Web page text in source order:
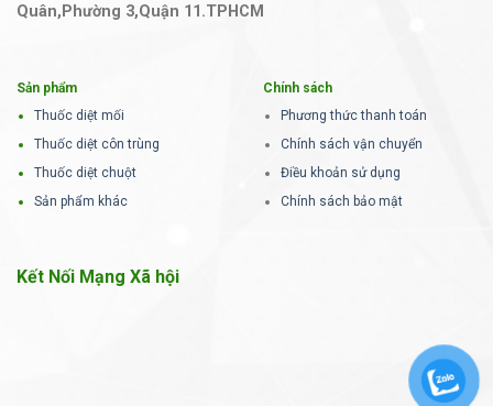
Quân,Phường 3,Quận 11.TPHCM
Sản phẩm
Thuốc diệt mối
Thuốc diệt côn trùng
Thuốc diệt chuột
Sản phẩm khác
Chính sách
Phương thức thanh toán
Chính sách vận chuyển
Điều khoản sử dụng
Chính sách bảo mật
Kết Nối Mạng Xã hội